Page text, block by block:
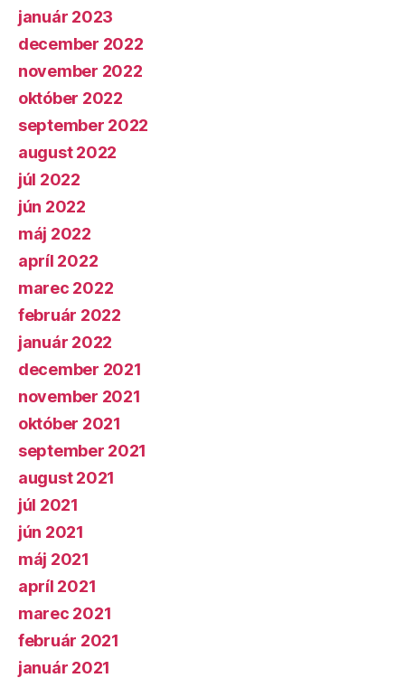
január 2023
december 2022
november 2022
október 2022
september 2022
august 2022
júl 2022
jún 2022
máj 2022
apríl 2022
marec 2022
február 2022
január 2022
december 2021
november 2021
október 2021
september 2021
august 2021
júl 2021
jún 2021
máj 2021
apríl 2021
marec 2021
február 2021
január 2021